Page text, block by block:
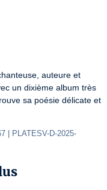
auteure et
un dixième album très
sa poésie délicate et
| PLATESV-D-2025-